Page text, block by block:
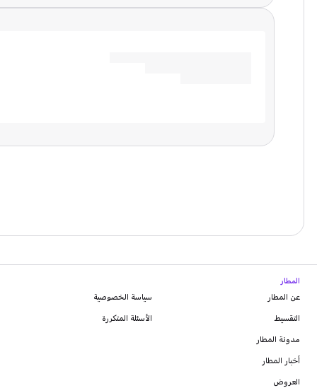
المطار
عن المطار
التقسيط
مدونة المطار
أخبار المطار
العروض
سياسة الخصوصية
الأسئلة المتكررة